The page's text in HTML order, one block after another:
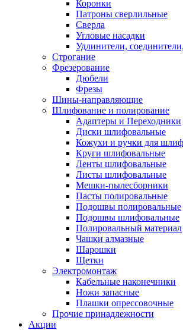
Коронки
Патроны сверлильные
Сверла
Угловые насадки
Удлинители,
Строгание
Фрезерование
Дюбели
Фрезы
Шины-направляющие
Шлифование и полирование
Адаптеры и Переходники
Диски шлифовальные
Кожухи и ручки для
Круги шлифовальные
Ленты шлифовальные
Листы шлифовальные
Мешки-пылесборники
Пасты полировальные
Подошвы полировальные
Подошвы шлифовальные
Полировальный материал
Чашки алмазные
Шарошки
Щетки
Электромонтаж
Кабельные наконечники
Ножи запасные
Плашки опрессовочные
Прочие принадлежности
Акции